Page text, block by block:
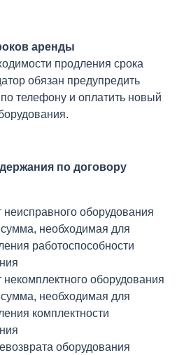
аренды
продления срока
обязан предупредить
телефону и оплатить новый
по договору
неисправного оборудования
сумма, необходимая для
работоспособности
некомплектного оборудования
сумма, необходимая для
комплектности
оборудования